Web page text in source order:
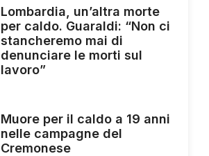
Lombardia, un’altra morte
per caldo. Guaraldi: “Non ci
stancheremo mai di
denunciare le morti sul
lavoro”
Muore per il caldo a 19 anni
nelle campagne del
Cremonese